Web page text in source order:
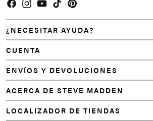
¿NECESITAR AYUDA?
CUENTA
ENVÍOS Y DEVOLUCIONES
ACERCA DE STEVE MADDEN
LOCALIZADOR DE TIENDAS